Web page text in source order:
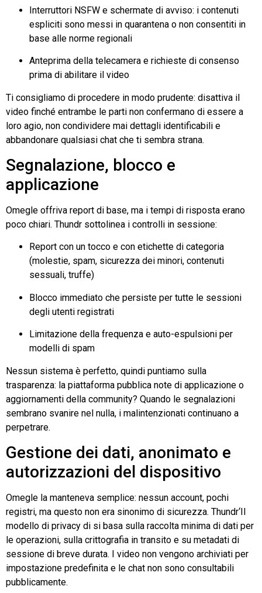
Interruttori NSFW e schermate di avviso: i contenuti
espliciti sono messi in quarantena o non consentiti in
base alle norme regionali
Anteprima della telecamera e richieste di consenso
prima di abilitare il video
Ti consigliamo di procedere in modo prudente: disattiva il
video finché entrambe le parti non confermano di essere a
loro agio, non condividere mai dettagli identificabili e
abbandonare qualsiasi chat che ti sembra strana.
Segnalazione, blocco e
applicazione
Omegle offriva report di base, ma i tempi di risposta erano
poco chiari. Thundr sottolinea i controlli in sessione:
Report con un tocco e con etichette di categoria
(molestie, spam, sicurezza dei minori, contenuti
sessuali, truffe)
Blocco immediato che persiste per tutte le sessioni
degli utenti registrati
Limitazione della frequenza e auto-espulsioni per
modelli di spam
Nessun sistema è perfetto, quindi puntiamo sulla
trasparenza: la piattaforma pubblica note di applicazione o
aggiornamenti della community? Quando le segnalazioni
sembrano svanire nel nulla, i malintenzionati continuano a
perpetrare.
Gestione dei dati, anonimato e
autorizzazioni del dispositivo
Omegle la manteneva semplice: nessun account, pochi
registri, ma questo non era sinonimo di sicurezza. Thundr‘Il
modello di privacy di si basa sulla raccolta minima di dati per
le operazioni, sulla crittografia in transito e su metadati di
sessione di breve durata. I video non vengono archiviati per
impostazione predefinita e le chat non sono consultabili
pubblicamente.